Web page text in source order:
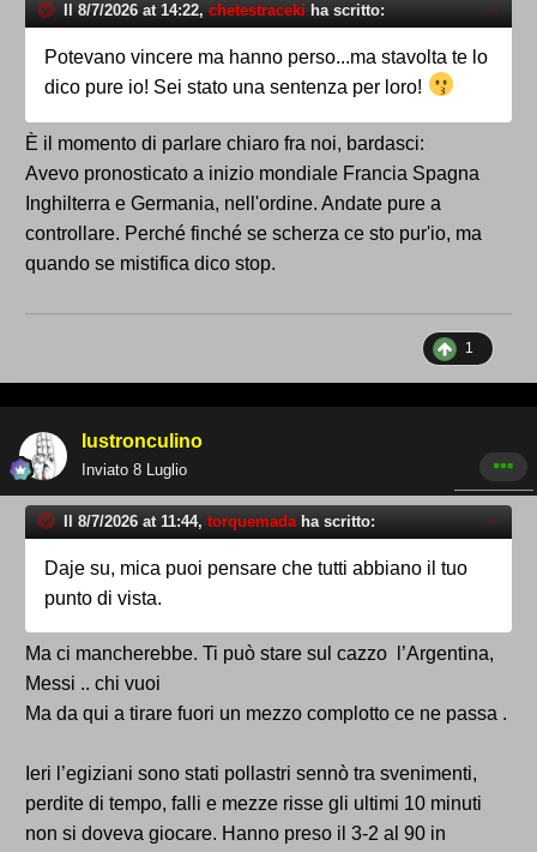
Il 8/7/2026 at 14:22, chetestraceki ha scritto:
Potevano vincere ma hanno perso...ma stavolta te lo
dico pure io! Sei stato una sentenza per loro!
È il momento di parlare chiaro fra noi, bardasci:
Avevo pronosticato a inizio mondiale Francia Spagna
Inghilterra e Germania, nell'ordine. Andate pure a
controllare. Perché finché se scherza ce sto pur'io, ma
quando se mistifica dico stop.
1
lustronculino
Inviato 8 Luglio
Il 8/7/2026 at 11:44, torquemadaha scritto:
Daje su, mica puoi pensare che tutti abbiano il tuo
punto di vista.
Ma ci mancherebbe. Ti può stare sul cazzo l’Argentina,
Messi .. chi vuoi
Ma da qui a tirare fuori un mezzo complotto ce ne passa .
Ieri l’egiziani sono stati pollastri sennò tra svenimenti,
perdite di tempo, falli e mezze risse gli ultimi 10 minuti
non si doveva giocare. Hanno preso il 3-2 al 90 in